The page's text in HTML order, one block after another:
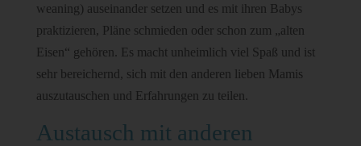
weaning) auseinander setzen und es mit ihren Babys
praktizieren, Pläne schmieden oder schon zum „alten
Eisen“ gehören. Es macht unheimlich viel Spaß und ist
sehr bereichernd, sich mit den anderen lieben Mamis
auszutauschen und Erfahrungen zu teilen.
Austausch mit anderen